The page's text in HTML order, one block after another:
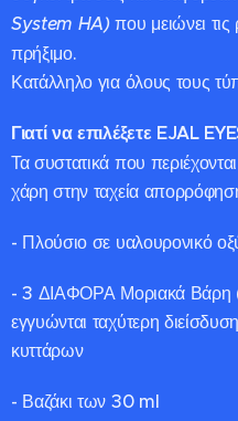
System HA)που μειώνει
πρήξιμο.
Κατάλληλο για όλους τους
Γιατί να επιλέξετε EJAL
Τα συστατικά που
χάρη στην ταχεία
- Πλούσιο σε υαλουρονικό
- 3 ΔΙΑΦΟΡΑ Μοριακά Βάρη
εγγυώνται ταχύτερη
κυττάρων
- Βαζάκι των 30 ml